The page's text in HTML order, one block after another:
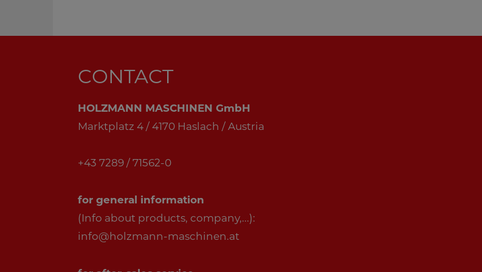
CONTACT
HOLZMANN MASCHINEN GmbH
Marktplatz 4 / 4170 Haslach / Austria
+43 7289 / 71562-0
for general information
(Info about products, company,...):
info@holzmann-maschinen.at